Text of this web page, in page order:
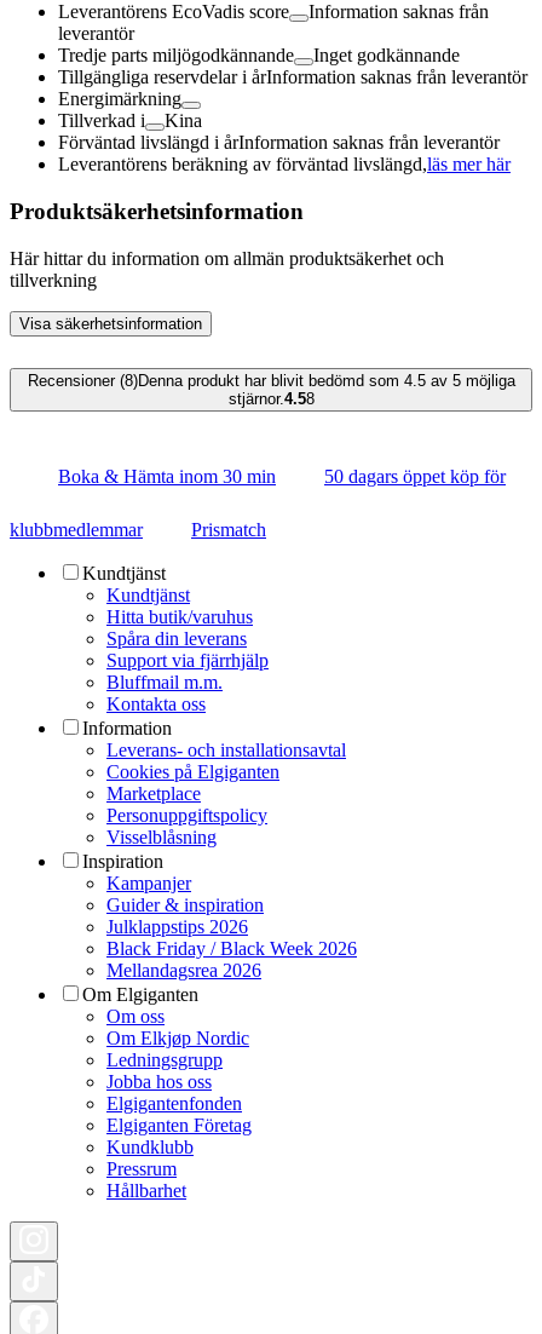
Leverantörens EcoVadis score
Information saknas från
leverantör
Tredje parts miljögodkännande
Inget godkännande
Tillgängliga reservdelar i årInformation saknas från leverantör
Energimärkning
Tillverkad i
Kina
Förväntad livslängd i årInformation saknas från leverantör
Leverantörens beräkning av förväntad livslängd,läs mer här
Produktsäkerhetsinformation
Här hittar du information om allmän produktsäkerhet och
tillverkning
Visa säkerhetsinformation
Recensioner (8)Denna produkt har blivit bedömd som 4.5 av 5 möjliga
stjärnor.4.58
Boka & Hämta inom 30 min 50 dagars öppet köp för
klubbmedlemmar Prismatch
Kundtjänst
Kundtjänst
Hitta butik/varuhus
Spåra din leverans
Support via fjärrhjälp
Bluffmail m.m.
Kontakta oss
Information
Leverans- och installationsavtal
Cookies på Elgiganten
Marketplace
Personuppgiftspolicy
Visselblåsning
Inspiration
Kampanjer
Guider & inspiration
Julklappstips 2026
Black Friday / Black Week 2026
Mellandagsrea 2026
Om Elgiganten
Om oss
Om Elkjøp Nordic
Ledningsgrupp
Jobba hos oss
Elgigantenfonden
Elgiganten Företag
Kundklubb
Pressrum
Hållbarhet